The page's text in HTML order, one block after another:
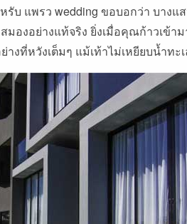
บ แพรว wedding ขอบอกว่า บางแ
องอย่างแท้จริง ยิ่งเมื่อคุณก้าวเข้า
งที่หวังเต็มๆ แม้เท้าไม่เหยียบน้ำทะเ